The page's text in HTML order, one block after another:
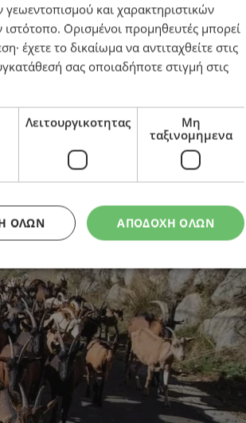
και χαρακτηριστικών
Ορισμένοι προμηθευτές μπορεί
έχετε το δικαίωμα να αντιταχθείτε στις
σας οποιαδήποτε στιγμή στις
Λειτουργικοτητας
Μη
ταξινομημενα
ΑΠΟΔΟΧΗ ΟΛΩΝ
ΌΛΩΝ